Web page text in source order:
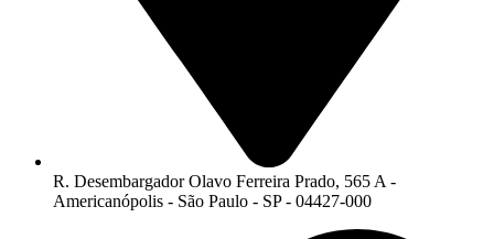
R. Desembargador Olavo Ferreira Prado, 565 A -
Americanópolis - São Paulo - SP - 04427-000